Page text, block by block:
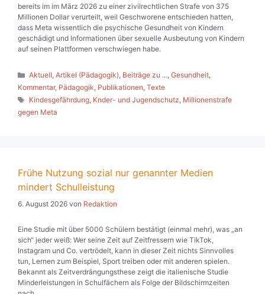
bereits im im März 2026 zu einer zivilrechtlichen Strafe von 375
Millionen Dollar verurteilt, weil Geschworene entschieden hatten,
dass Meta wissentlich die psychische Gesundheit von Kindern
geschädigt und Informationen über sexuelle Ausbeutung von Kindern
auf seinen Plattformen verschwiegen habe.
Kategorien
Aktuell,Artikel (Pädagogik), Beiträge zu ...,Gesundheit,
Kommentar, Pädagogik, Publikationen, Texte
Schlagwörter
Kindesgefährdung, Knder- und Jugendschutz, Millionenstrafe
gegen Meta
Frühe Nutzung sozial nur genannter Medien
mindert Schulleistung
6. August 2026 von Redaktion
Eine Studie mit über 5000 Schülern bestätigt (einmal mehr), was „an
sich“ jeder weiß: Wer seine Zeit auf Zeitfressern wie TikTok,
Instagram und Co. vertrödelt, kann in dieser Zeit nichts Sinnvolles
tun, Lernen zum Beispiel, Sport treiben oder mit anderen spielen.
Bekannt als Zeitverdrängungsthese zeigt die italienische Studie
Minderleistungen in Schulfächern als Folge der Bildschirmzeiten